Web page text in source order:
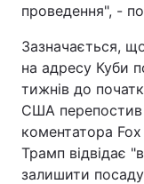
проведення", -
Зазначається,
на адресу Куби
тижнів до
США перепостив
коментатора
Трамп відвідає
залишити